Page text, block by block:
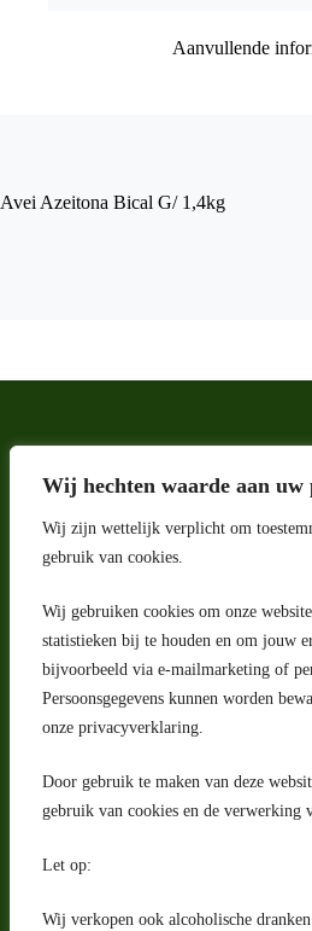
Wij hechten waarde aan uw
Wij zijn wettelijk verplicht om
gebruik van cookies.
Wij gebruiken cookies om onze
statistieken bij te houden en om jouw
bijvoorbeeld via e-mailmarketing of
Persoonsgegevens kunnen worden
onze privacyverklaring.
Door gebruik te maken van deze
gebruik van cookies en de verwerking
Let op:
Wij verkopen ook alcoholische
Aanvullende
Avei Azeitona Bical G/ 1,4kg
Adres
Riga 4 E
2993 LW Barendrecht
Nederland
Contact
klantenservice@portugeseproducten.nl
Facebook
Herroepingsrecht